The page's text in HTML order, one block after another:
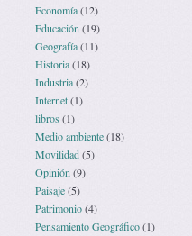
Economía(12)
Educación (19)
Geografía(11)
Historia(18)
Industria(2)
Internet(1)
libros(1)
Medio ambiente(18)
Movilidad(5)
Opinión (9)
Paisaje(5)
Patrimonio(4)
Pensamiento Geográfico(1)